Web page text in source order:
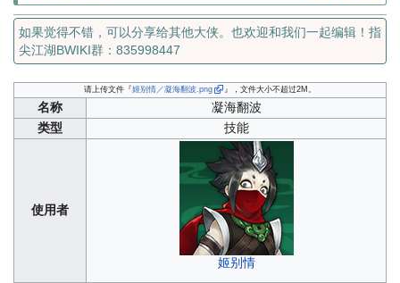
如果觉得不错，可以分享给其他大侠。也欢迎和我们一起编辑！指
尖江湖BWIKI群：835998447
请上传文件『姬别情／凝海翻波.png 』，文件大小不超过2M。
名称
凝海翻波
类型
技能
使用者
姬别情